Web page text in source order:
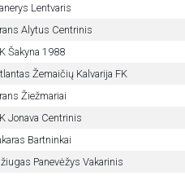
Lentvaris
Alytus Centrinis
Šakyna 1988
Žemaičių Kalvarija FK
Žiežmariai
Jonava Centrinis
Bartninkai
Panevėžys Vakarinis